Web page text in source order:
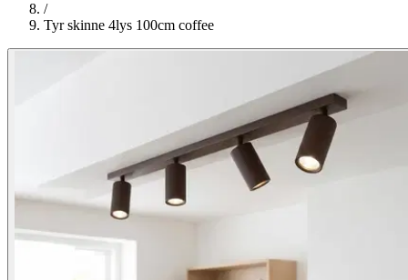
/
Tyr skinne 4lys 100cm coffee